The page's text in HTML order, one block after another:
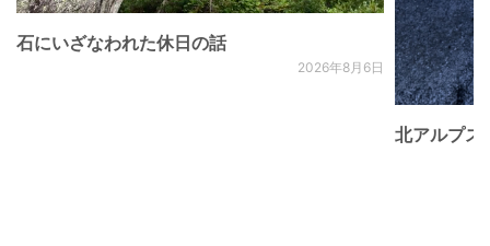
石にいざなわれた休日の話
2026年8月6日
北アルプ